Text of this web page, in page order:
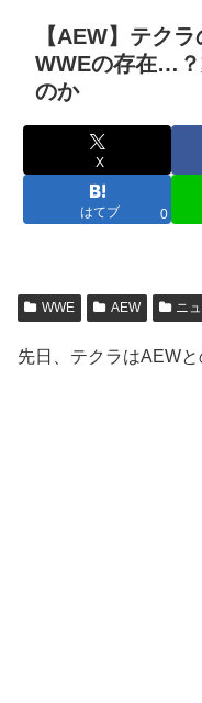
【AEW】テク
WWEの存在…
のか
X
はてブ 0
WWE AEW ニ
先日、テクラはAEWと